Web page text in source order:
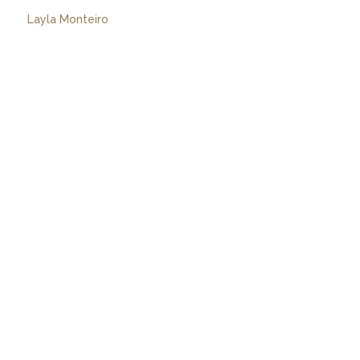
Layla Monteiro